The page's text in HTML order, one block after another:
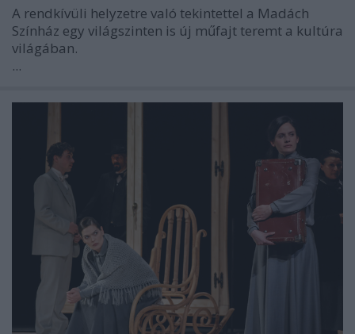
A rendkívüli helyzetre való tekintettel a Madách
Színház egy világszinten is új műfajt teremt a kultúra
világában.
...